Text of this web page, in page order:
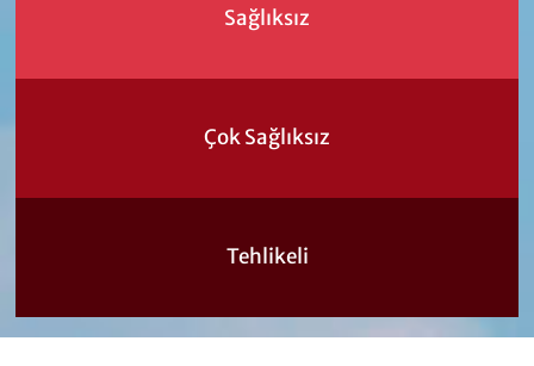
Sağlıksız
Çok Sağlıksız
Tehlikeli